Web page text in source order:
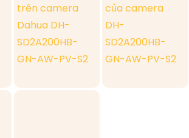
trên camera
Dahua DH-
SD2A200HB-
GN-AW-PV-S2
của camera
DH-
SD2A200HB-
GN-AW-PV-S2